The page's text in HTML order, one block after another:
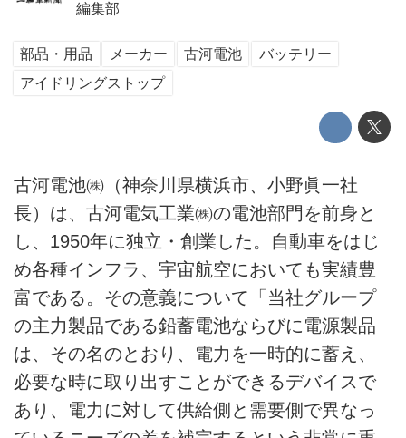
編集部
部品・用品 メーカー 古河電池
バッテリー
アイドリングストップ
古河電池㈱（神奈川県横浜市、小野眞一社
長）は、古河電気工業㈱の電池部門を前身と
し、1950年に独立・創業した。自動車をはじ
め各種インフラ、宇宙航空においても実績豊
富である。その意義について「当社グループ
の主力製品である鉛蓄電池ならびに電源製品
は、その名のとおり、電力を一時的に蓄え、
必要な時に取り出すことができるデバイスで
あり、電力に対して供給側と需要側で異なっ